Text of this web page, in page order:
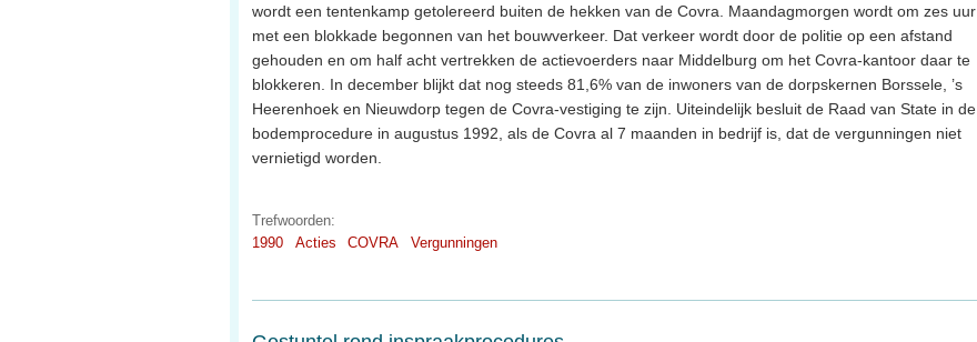
wordt een tentenkamp getolereerd buiten de hekken van de Covra. Maandagmorgen wordt om zes uur
met een blokkade begonnen van het bouwverkeer. Dat verkeer wordt door de politie op een afstand
gehouden en om half acht vertrekken de actievoerders naar Middelburg om het Covra-kantoor daar te
blokkeren. In december blijkt dat nog steeds 81,6% van de inwoners van de dorpskernen Borssele, ’s
Heerenhoek en Nieuwdorp tegen de Covra-vestiging te zijn. Uiteindelijk besluit de Raad van State in de
bodemprocedure in augustus 1992, als de Covra al 7 maanden in bedrijf is, dat de vergunningen niet
vernietigd worden.
Trefwoorden:
1990
Acties COVRA Vergunningen